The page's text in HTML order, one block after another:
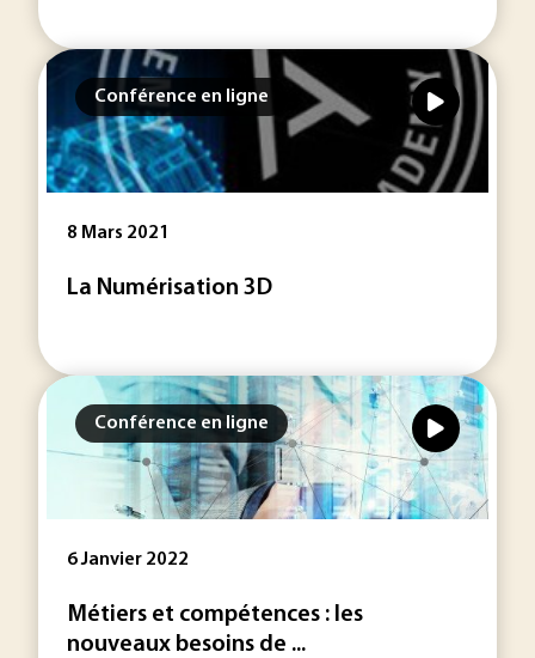
Conférence en ligne
8 Mars 2021
La Numérisation 3D
Conférence en ligne
6 Janvier 2022
Métiers et compétences : les
nouveaux besoins de ...